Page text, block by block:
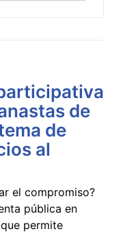
de
de
al
el compromiso?
pública en
permite